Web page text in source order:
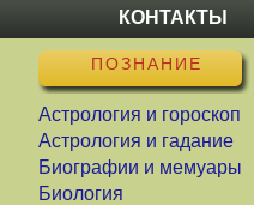
КОНТАКТЫ
ПОЗНАНИЕ
Астрология и гороскоп
Астрология и гадание
Биографии и мемуары
Биология